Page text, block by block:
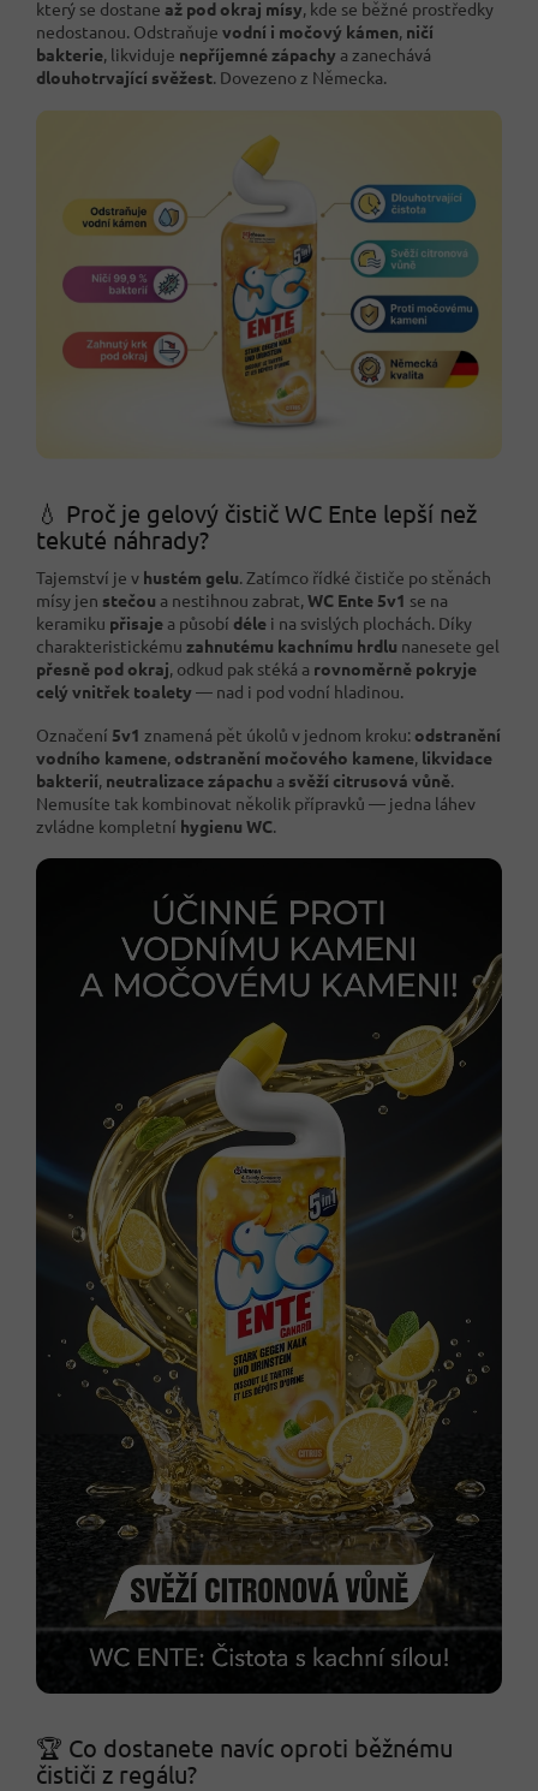
který se dostane až pod okraj mísy, kde se běžné prostředky
nedostanou. Odstraňuje vodní i močový kámen, ničí
bakterie, likviduje nepříjemné zápachy a zanechává
dlouhotrvající svěžest. Dovezeno z Německa.
💧 Proč je gelový čistič WC Ente lepší než
tekuté náhrady?
Tajemství je v hustém gelu. Zatímco řídké čističe po stěnách
mísy jen stečou a nestihnou zabrat,WC Ente 5v1 se na
keramiku přisaje a působí déle i na svislých plochách. Díky
charakteristickému zahnutému kachnímu hrdlu nanesete gel
přesně pod okraj, odkud pak stéká a rovnoměrně pokryje
celý vnitřek toalety — nad i pod vodní hladinou.
Označení 5v1 znamená pět úkolů v jednom kroku: odstranění
vodního kamene, odstranění močového kamene, likvidace
bakterií, neutralizace zápachu a svěží citrusová vůně.
Nemusíte tak kombinovat několik přípravků — jedna láhev
zvládne kompletní hygienu WC.
🏆 Co dostanete navíc oproti běžnému
čističi z regálu?